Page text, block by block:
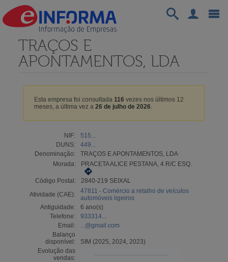
TRAÇOS E
APONTAMENTOS, LDA
Esta empresa foi consultada 116 vezes nos últimos 12
meses, a última vez a 26 de julho de 2026.
NIF:
515...
DUNS:
449...
Denominação:
TRAÇOS E APONTAMENTOS, LDA
Morada:
PRACETA ALICE PESTANA, 4 R/C ESQ.
Código Postal:
2840-219 SEIXAL
Atividade (CAE):
47811 - Comércio a retalho de veículos
automóveis ligeiros
Antiguidade:
6 ano(s)
Telefone:
933314...
Email:
...@gmail.com
Balanço
disponível:
SIM (2025, 2024, 2023)
Evolução das
vendas: